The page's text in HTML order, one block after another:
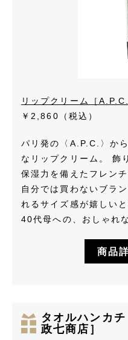
リップクリーム［
￥2,860（税込）
パリ発の〈A.P.C.〉か
なリップクリーム。 飾
保湿力を備えたフレン
自分では買わないブラ
れるサイズ感が嬉しい
40代母への、おしゃれ
商品
タオルハンカ
政七商店］